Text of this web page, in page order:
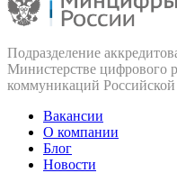
Подразделение
Министерстве цифрового
коммуникаций
Вакансии
О компании
Блог
Новости